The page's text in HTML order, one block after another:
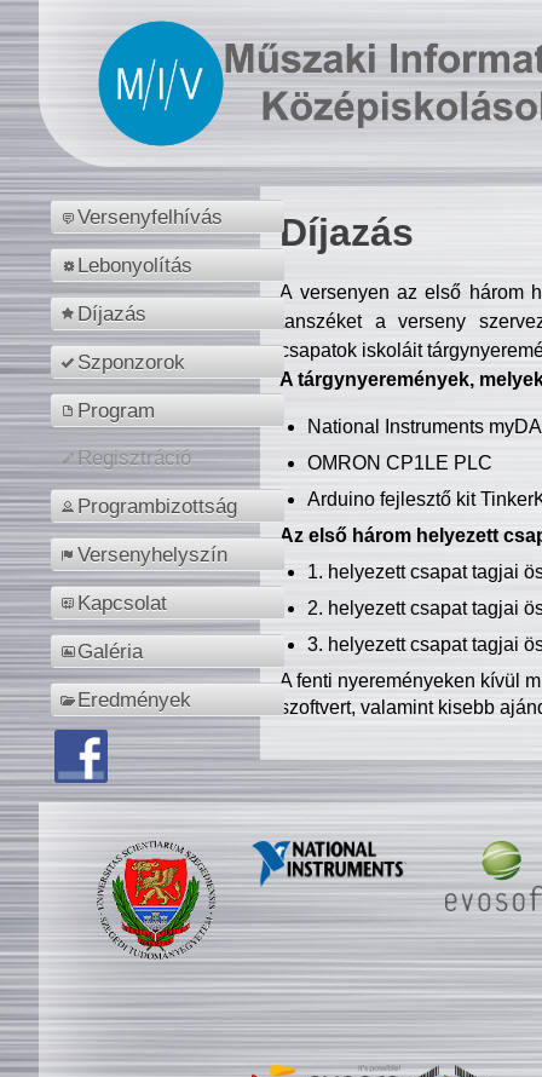
Versenyfelhívás
Lebonyolítás
Díjazás
Szponzorok
Program
Regisztráció
Programbizottság
Versenyhelyszín
Kapcsolat
Galéria
Eredmények
Díjazás
A versenyen az első három
tanszéket a verseny
csapatok iskoláit
A tárgynyeremények,
National Instruments
OMRON CP1LE PLC
Arduino fejlesztő kit
Az első három helyezett
1. helyezett csapat tagjai
2. helyezett csapat tagjai
3. helyezett csapat tagjai
A fenti nyereményeken kívül
szoftvert, valamint kisebb